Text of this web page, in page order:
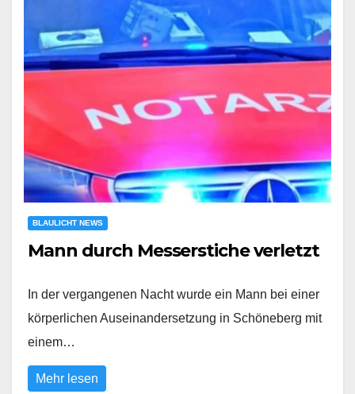
BLAULICHT NEWS
Mann durch Messerstiche verletzt
In der vergangenen Nacht wurde ein Mann bei einer
körperlichen Auseinandersetzung in Schöneberg mit
einem…
Mehr lesen